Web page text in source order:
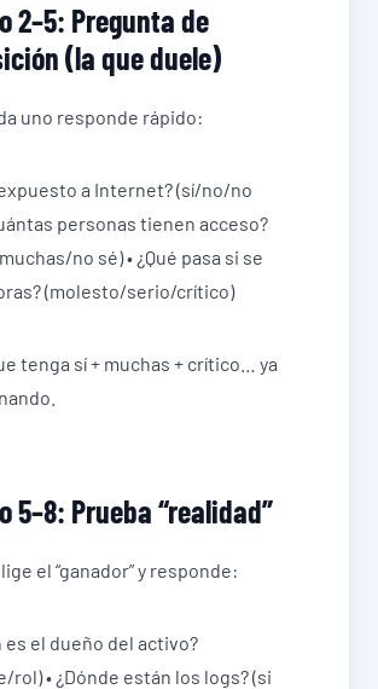
2–5: Pregunta de
(la que duele)
uno responde rápido:
a Internet? (sí/no/no
personas tienen acceso?
no sé) • ¿Qué pasa si se
(molesto/serio/crítico)
tenga sí + muchas + crítico… ya
5–8: Prueba “realidad”
el “ganador” y responde:
es el dueño del activo?
rol) • ¿Dónde están los logs? (si